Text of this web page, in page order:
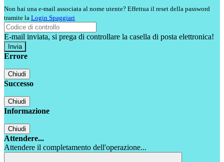
Non hai una e-mail associata al nome utente? Effettua il reset della password
tramite la Login Spaggiari
E-mail inviata, si prega di controllare la casella di posta elettronica!
Errore
Chiudi
Successo
Chiudi
Informazione
Chiudi
Attendere...
Attendere il completamento dell'operazione...